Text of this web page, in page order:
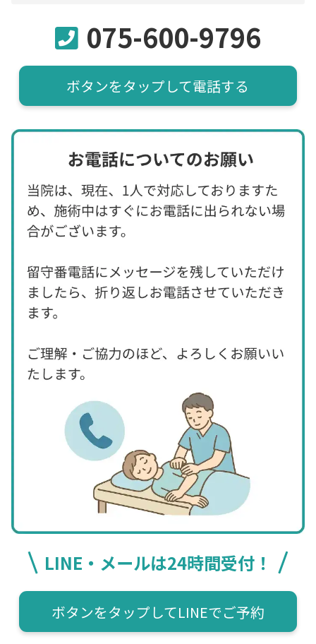
075-600-9796
ボタンをタップして電話する
LINE・メールは24時間受付！
ボタンをタップしてLINEでご予約